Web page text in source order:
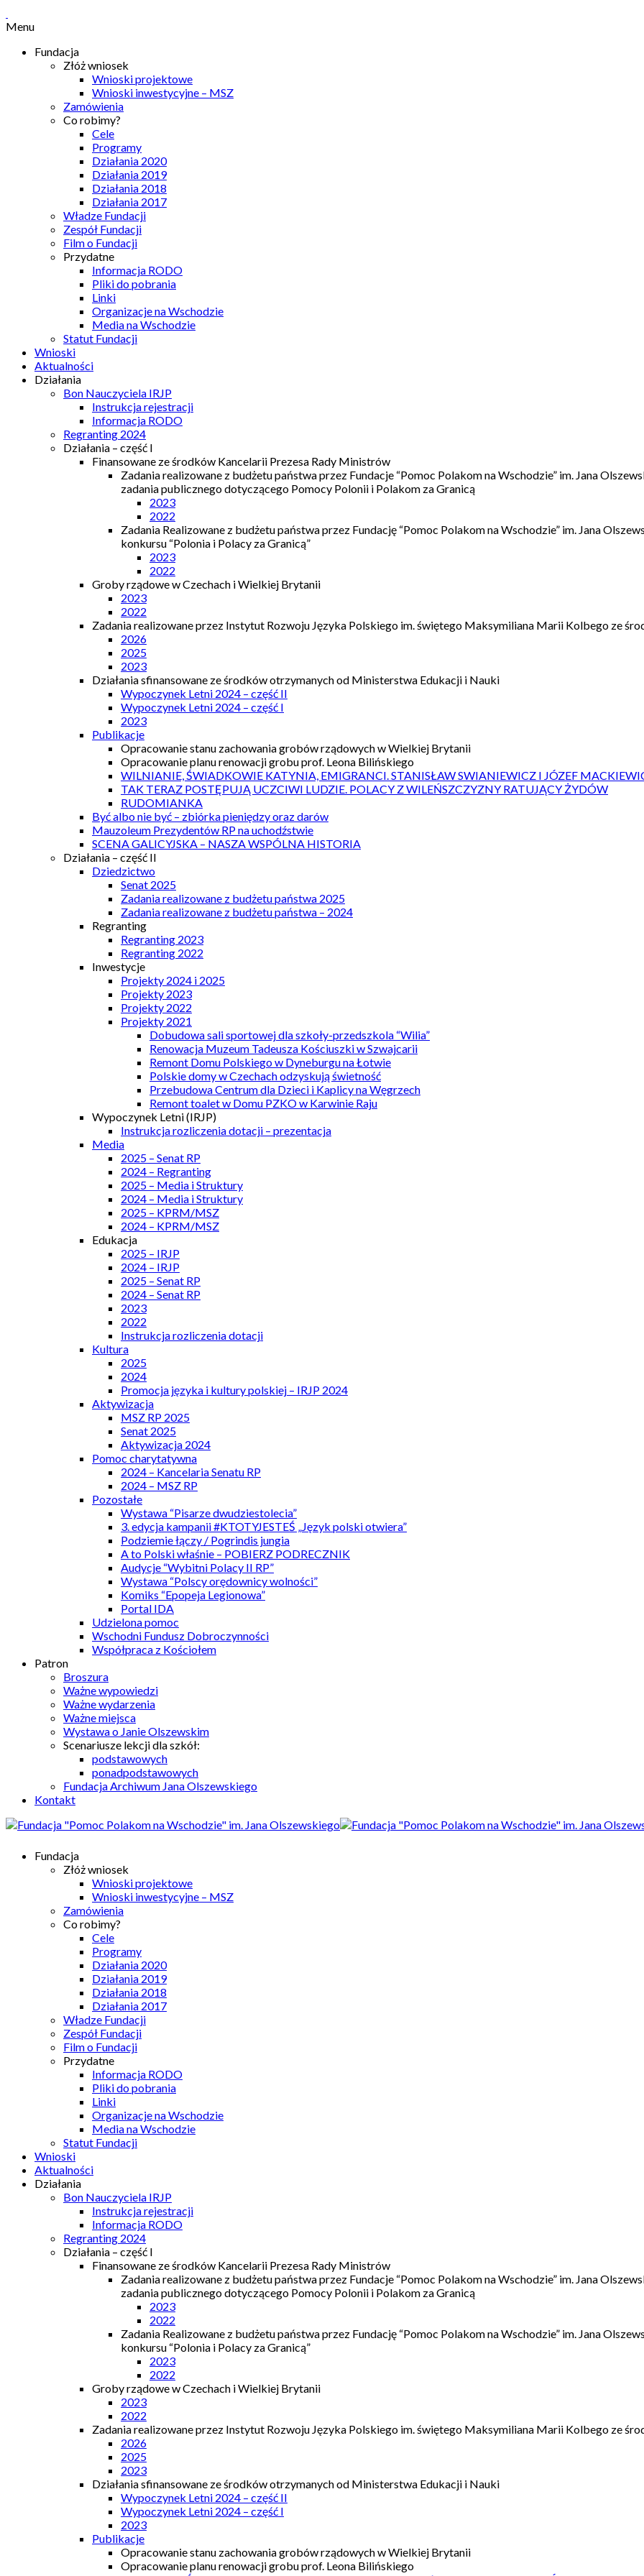
Menu
Fundacja
Złóż wniosek
Wnioski projektowe
Wnioski inwestycyjne – MSZ
Zamówienia
Co robimy?
Cele
Programy
Działania 2020
Działania 2019
Działania 2018
Działania 2017
Władze Fundacji
Zespół Fundacji
Film o Fundacji
Przydatne
Informacja RODO
Pliki do pobrania
Linki
Organizacje na Wschodzie
Media na Wschodzie
Statut Fundacji
Wnioski
Aktualności
Działania
Bon Nauczyciela IRJP
Instrukcja rejestracji
Informacja RODO
Regranting 2024
Działania – część I
Finansowane ze środków Kancelarii Prezesa Rady Ministrów
Zadania realizowane z budżetu państwa przez Fundacje “Pomoc Polakom na Wschodzie” im. Jana
zadania publicznego dotyczącego Pomocy Polonii i Polakom za Granicą
2023
2022
Zadania Realizowane z budżetu państwa przez Fundację “Pomoc Polakom na Wschodzie” im. Jana
konkursu “Polonia i Polacy za Granicą”
2023
2022
Groby rządowe w Czechach i Wielkiej Brytanii
2023
2022
Zadania realizowane przez Instytut Rozwoju Języka Polskiego im. świętego Maksymiliana Marii Kolbego ze
2026
2025
2023
Działania sfinansowane ze środków otrzymanych od Ministerstwa Edukacji i Nauki
Wypoczynek Letni 2024 – część II
Wypoczynek Letni 2024 – część I
2023
Publikacje
Opracowanie stanu zachowania grobów rządowych w Wielkiej Brytanii
Opracowanie planu renowacji grobu prof. Leona Bilińskiego
WILNIANIE, ŚWIADKOWIE KATYNIA, EMIGRANCI. STANISŁAW SWIANIEWICZ I JÓZEF
TAK TERAZ POSTĘPUJĄ UCZCIWI LUDZIE. POLACY Z WILEŃSZCZYZNY RATUJĄCY ŻYDÓW
RUDOMIANKA
Być albo nie być – zbiórka pieniędzy oraz darów
Mauzoleum Prezydentów RP na uchodźstwie
SCENA GALICYJSKA – NASZA WSPÓLNA HISTORIA
Działania – część II
Dziedzictwo
Senat 2025
Zadania realizowane z budżetu państwa 2025
Zadania realizowane z budżetu państwa – 2024
Regranting
Regranting 2023
Regranting 2022
Inwestycje
Projekty 2024 i 2025
Projekty 2023
Projekty 2022
Projekty 2021
Dobudowa sali sportowej dla szkoły-przedszkola “Wilia”
Renowacja Muzeum Tadeusza Kościuszki w Szwajcarii
Remont Domu Polskiego w Dyneburgu na Łotwie
Polskie domy w Czechach odzyskują świetność
Przebudowa Centrum dla Dzieci i Kaplicy na Węgrzech
Remont toalet w Domu PZKO w Karwinie Raju
Wypoczynek Letni (IRJP)
Instrukcja rozliczenia dotacji – prezentacja
Media
2025 – Senat RP
2024 – Regranting
2025 – Media i Struktury
2024 – Media i Struktury
2025 – KPRM/MSZ
2024 – KPRM/MSZ
Edukacja
2025 – IRJP
2024 – IRJP
2025 – Senat RP
2024 – Senat RP
2023
2022
Instrukcja rozliczenia dotacji
Kultura
2025
2024
Promocja języka i kultury polskiej – IRJP 2024
Aktywizacja
MSZ RP 2025
Senat 2025
Aktywizacja 2024
Pomoc charytatywna
2024 – Kancelaria Senatu RP
2024 – MSZ RP
Pozostałe
Wystawa “Pisarze dwudziestolecia”
3. edycja kampanii #KTOTYJESTEŚ „Język polski otwiera”
Podziemie łączy / Pogrindis jungia
A to Polski właśnie – POBIERZ PODRECZNIK
Audycje “Wybitni Polacy II RP”
Wystawa “Polscy orędownicy wolności”
Komiks “Epopeja Legionowa”
Portal IDA
Udzielona pomoc
Wschodni Fundusz Dobroczynności
Współpraca z Kościołem
Patron
Broszura
Ważne wypowiedzi
Ważne wydarzenia
Ważne miejsca
Wystawa o Janie Olszewskim
Scenariusze lekcji dla szkół:
podstawowych
ponadpodstawowych
Fundacja Archiwum Jana Olszewskiego
Kontakt
Fundacja
Złóż wniosek
Wnioski projektowe
Wnioski inwestycyjne – MSZ
Zamówienia
Co robimy?
Cele
Programy
Działania 2020
Działania 2019
Działania 2018
Działania 2017
Władze Fundacji
Zespół Fundacji
Film o Fundacji
Przydatne
Informacja RODO
Pliki do pobrania
Linki
Organizacje na Wschodzie
Media na Wschodzie
Statut Fundacji
Wnioski
Aktualności
Działania
Bon Nauczyciela IRJP
Instrukcja rejestracji
Informacja RODO
Regranting 2024
Działania – część I
Finansowane ze środków Kancelarii Prezesa Rady Ministrów
Zadania realizowane z budżetu państwa przez Fundacje “Pomoc Polakom na Wschodzie” im. Jana
zadania publicznego dotyczącego Pomocy Polonii i Polakom za Granicą
2023
2022
Zadania Realizowane z budżetu państwa przez Fundację “Pomoc Polakom na Wschodzie” im. Jana
konkursu “Polonia i Polacy za Granicą”
2023
2022
Groby rządowe w Czechach i Wielkiej Brytanii
2023
2022
Zadania realizowane przez Instytut Rozwoju Języka Polskiego im. świętego Maksymiliana Marii Kolbego ze
2026
2025
2023
Działania sfinansowane ze środków otrzymanych od Ministerstwa Edukacji i Nauki
Wypoczynek Letni 2024 – część II
Wypoczynek Letni 2024 – część I
2023
Publikacje
Opracowanie stanu zachowania grobów rządowych w Wielkiej Brytanii
Opracowanie planu renowacji grobu prof. Leona Bilińskiego